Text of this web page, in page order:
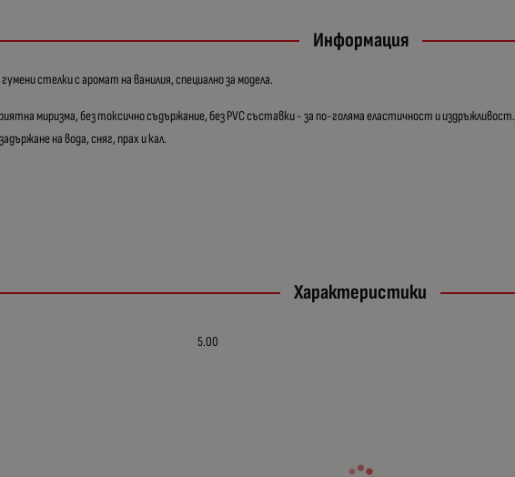
Информация
стелки с аромат на ванилия, специално за модела.
миризма, без токсично съдържание, без PVC съставки - за по-голяма еластичност и издръжливост.
на вода, сняг, прах и кал.
Характеристики
5.00